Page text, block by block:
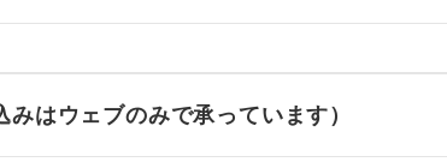
はウェブのみで承っています）
利用航空会社が指定なので、ご出発の計画にと
す。